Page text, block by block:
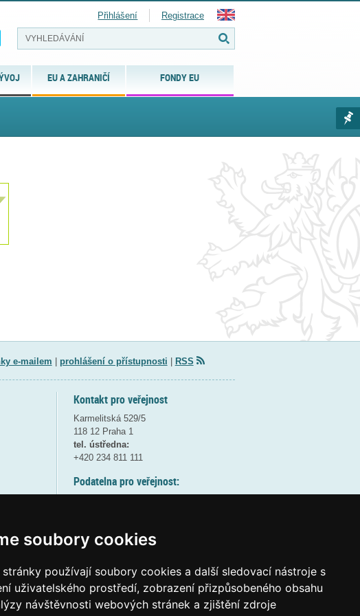
soubory cookies
používají soubory cookies a další sledovací nástroje s
uživatelského prostředí, zobrazení přizpůsobeného obsahu
návštěvnosti webových stránek a zjištění zdroje
EU A ZAHRANIČÍ FONDY EU
Přihlášení Registrace
e-mailem prohlášení o přístupnosti RSS
Kontakt pro veřejnost
Karmelitská 529/5
118 12 Praha 1
tel. ústředna:
+420 234 811 111
Podatelna pro veřejnost:
(více informací
Elektronická podatelna:
posta@msmtgov cz